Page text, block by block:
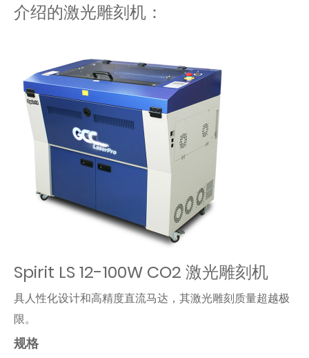
介绍的激光雕刻机：
Spirit LS 12-100W CO2 激光雕刻机
具人性化设计和高精度直流马达，其激光雕刻质量超越极
限。
规格